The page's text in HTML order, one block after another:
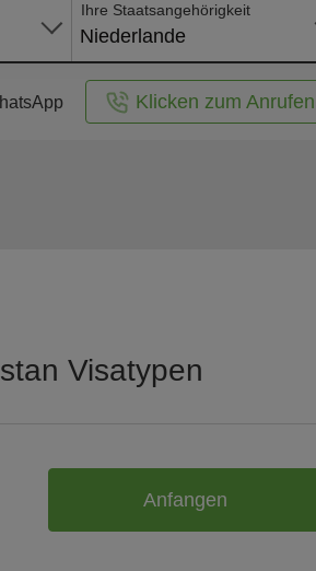
Ihre Staatsangehörigkeit
Niederlande
Klicken zum Anrufen
Visatypen
Anfangen